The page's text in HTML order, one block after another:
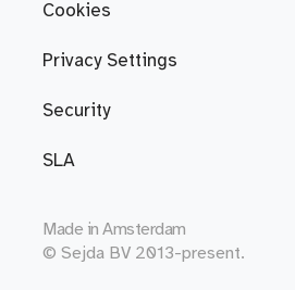
Cookies
Privacy Settings
Security
SLA
Made in Amsterdam
© Sejda BV 2013-present.